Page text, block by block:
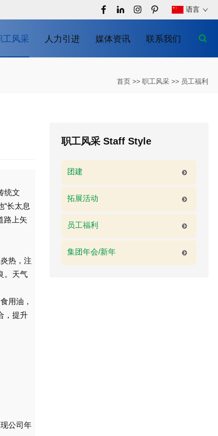
语言
工风采 人力引进 媒体资讯 联系我们
首页 >> 职工风采 >> 员工福利
统文
长太息
路上矢
热，注
。天气
用油，
，提升
公司年
职工风采 Staff Style
团建
拓展活动
员工福利
集团年会/新年